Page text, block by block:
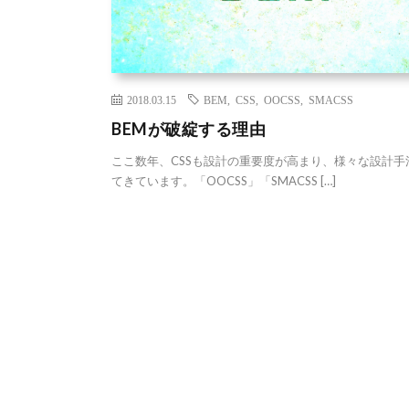
2018.03.15 BEM CSS OOCSS SMACSS
BEMが破綻する理由
ここ数年、CSSも設計の重要度が高まり、様々な設計手
てきています。「OOCSS」「SMACSS […]